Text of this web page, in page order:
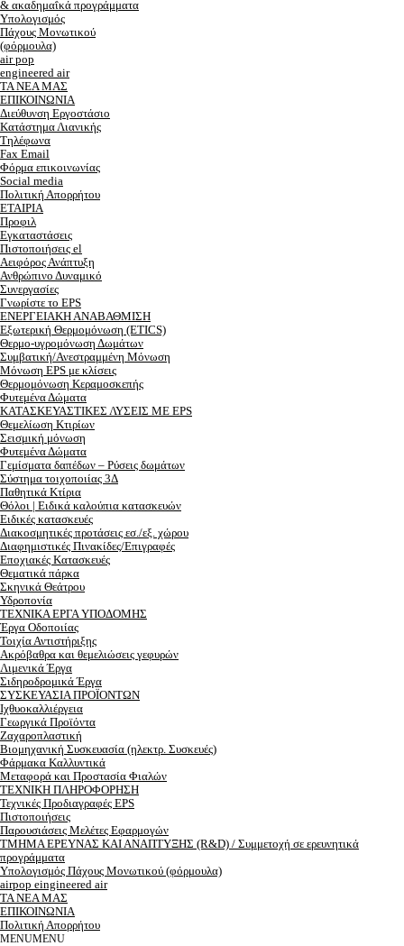
& ακαδημαΐκά προγράμματα
Υπολογισμός
Πάχους Μονωτικού
(φόρμουλα)
air pop
engineered air
ΤΑ ΝΕΑ ΜΑΣ
ΕΠΙΚΟΙΝΩΝΙΑ
Διεύθυνση Εργοστάσιο
Κατάστημα Λιανικής
Τηλέφωνα
Fax Email
Φόρμα επικοινωνίας
Social media
Πολιτική Απορρήτου
ΕΤΑΙΡΙΑ
Προφιλ
Εγκαταστάσεις
Πιστοποιήσεις el
Αειφόρος Ανάπτυξη
Ανθρώπινο Δυναμικό
Συνεργασίες
Γνωρίστε το EPS
ΕΝΕΡΓΕΙΑΚΗ ΑΝΑΒΑΘΜΙΣΗ
Εξωτερική Θερμομόνωση (ETICS)
Θερμο-υγρομόνωση Δωμάτων
Συμβατική/Ανεστραμμένη Μόνωση
Μόνωση EPS με κλίσεις
Θερμομόνωση Κεραμοσκεπής
Φυτεμένα Δώματα
ΚΑΤΑΣΚΕΥΑΣΤΙΚΕΣ ΛΥΣΕΙΣ ΜΕ EPS
Θεμελίωση Κτιρίων
Σεισμική μόνωση
Φυτεμένα Δώματα
Γεμίσματα δαπέδων – Ρύσεις δωμάτων
Σύστημα τοιχοποιίας 3Δ
Παθητικά Κτίρια
Θόλοι | Ειδικά καλούπια κατασκευών
Ειδικές κατασκευές
Διακοσμητικές προτάσεις εσ./εξ. χώρου
Διαφημιστικές Πινακίδες/Επιγραφές
Εποχιακές Κατασκευές
Θεματικά πάρκα
Σκηνικά Θεάτρου
Υδροπονία
ΤΕΧΝΙΚΑ ΕΡΓΑ ΥΠΟΔΟΜΗΣ
Έργα Οδοποιίας
Τοιχία Αντιστήριξης
Ακρόβαθρα και θεμελιώσεις γεφυρών
Λιμενικά Έργα
Σιδηροδρομικά Έργα
ΣΥΣΚΕΥΑΣΙΑ ΠΡΟΪΟΝΤΩΝ
Ιχθυοκαλλιέργεια
Γεωργικά Προϊόντα
Ζαχαροπλαστική
Βιομηχανική Συσκευασία (ηλεκτρ. Συσκευές)
Φάρμακα Καλλυντικά
Μεταφορά και Προστασία Φιαλών
ΤΕΧΝΙΚΗ ΠΛΗΡΟΦΟΡΗΣΗ
Τεχνικές Προδιαγραφές EPS
Πιστοποιήσεις
Παρουσιάσεις Μελέτες Εφαρμογών
ΤΜΗΜΑ ΕΡEΥΝΑΣ ΚΑΙ ΑΝΑΠΤΥΞΗΣ (R&D) / Συμμετοχή σε ερευνητικά
προγράμματα
Υπολογισμός Πάχους Μονωτικού (φόρμουλα)
airpop eingineered air
ΤΑ ΝΕΑ ΜΑΣ
ΕΠΙΚΟΙΝΩΝΙΑ
Πολιτική Απορρήτου
MENUMENU